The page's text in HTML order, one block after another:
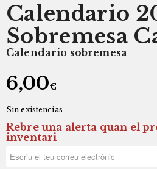
Calendario
Sobremesa
Calendario sobremesa
6,00€
Sin existencias
Rebre una alerta quan el
inventari